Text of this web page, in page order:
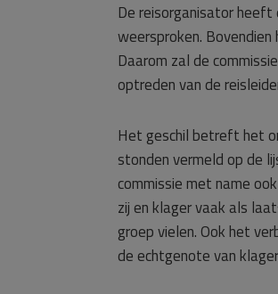
De reisorganisator
weersproken.
Daarom zal de
optreden van de
Het geschil betreft het
stonden vermeld op de
commissie met name
zij en klager vaak als
groep vielen. Ook het
de echtgenote van